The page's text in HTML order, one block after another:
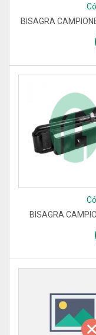
BISAGRA
BISAGRA